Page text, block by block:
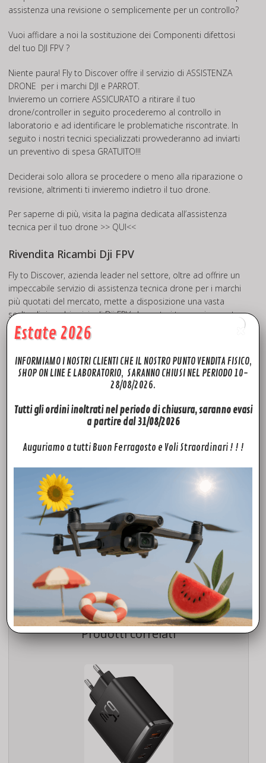
assistenza una revisione o semplicemente per un controllo?
Vuoi affidare a noi la sostituzione dei Componenti difettosi
del tuo DJI FPV ?
Niente paura! Fly to Discover offre il servizio di ASSISTENZA
DRONE per i marchi DJI e PARROT.
Invieremo un corriere ASSICURATO a ritirare il tuo
drone/controller in seguito procederemo al controllo in
laboratorio e ad identificare le problematiche riscontrate. In
seguito i nostri tecnici specializzati provvederanno ad inviarti
un preventivo di spesa GRATUITO!!!
Deciderai solo allora se procedere o meno alla riparazione o
revisione, altrimenti ti invieremo indietro il tuo drone.
Per saperne di più, visita la pagina dedicata all’assistenza
tecnica per il tuo drone >> QUI<<
Rivendita Ricambi Dji FPV
Fly to Discover, azienda leader nel settore, oltre ad offrire un
impeccabile servizio di assistenza tecnica drone per i marchi
più quotati del mercato, mette a disposizione una vasta
scelta di ricambi originali Dji FPV che potrai trovare in pronta
consegna quindi disponibili da SUBITO con spedizione in tutta
Europa in 24h. Potrai trovare ricambi e accessori per i
Advanced, Phantom 4 pro. Mavic pro, Mavic mini, Dji Mini 2,
Mavic pro 2, Mavic 2 Zoom, Mavic AIR, Mavic AIR 2, Spark,
Inspire pro, Inspire 2, Dji FPV. Quello che non troverai sul sito,
prova a chiedercelo, troveremo il modo per soddisfare le tue
richieste!
Visita il nostro canale YouTubepotrai trovare un
pratico
sull’installazione dei ricambi Dji FPV.
FTD Rivenditore Dji Autorizzato
Fly To Discover è il tuo è rivenditore Dji Autorizzato di fiducia.
Grazie all’esperienza maturata negli anni, siamo in grado di
offrirti la massima competenza e professionalità che
metteremo a tua disposizione a partire dalla scelta del
modello, chiarendoti molti aspetti sulla normativa, donandoti
nozioni di avvio al volo, curiosità operative, valide soluzioni dei
problemi tecnici e tutto quello che ti occorre per avvicinarti al
mondo dei droni Dji.
Prodotti correlati
Estate 2026
INFORMIAMO I NOSTRI CLIENTI CHE IL NOSTRO PUNTO VENDITA FISICO,
SHOP ON LINE E LABORATORIO, SARANNO CHIUSI NEL PERIODO 10-
28/08/2026.
Tutti gli ordini inoltrati nel periodo di chiusura, saranno evasi
a partire dal 31/08/2026
Auguriamo a tutti Buon Ferragosto e Voli Straordinari ! ! !